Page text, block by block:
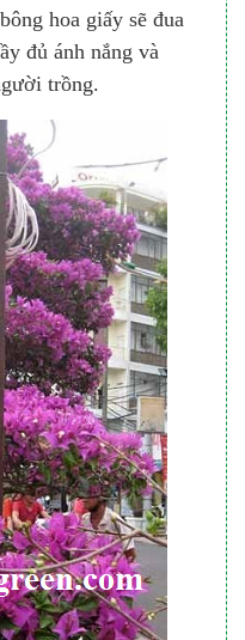
hoa giấy sẽ đua
đủ ánh nắng và
trồng.